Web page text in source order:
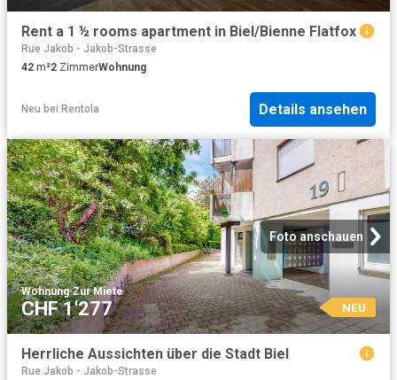
Rent a 1 ½ rooms apartment in Biel/Bienne Flatfox
Rue Jakob - Jakob-Strasse
42 m²2 ZimmerWohnung
Neu bei Rentola Details ansehen
Foto anschauen
Wohnung·Zur Miete
CHF 1'277 NEU
Herrliche Aussichten über die Stadt Biel
Rue Jakob - Jakob-Strasse